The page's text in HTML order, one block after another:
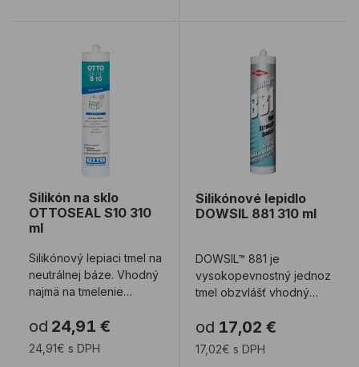
Silikón na sklo OTTOSEAL S10 310 ml
Silikón na sklo
OTTOSEAL S10 310
ml
Silikónový lepiaci tmel na
neutrálnej báze. Vhodný
najmä na tmelenie
lepenie skle ...
od 24,91 €
24,91€ s DPH
Silikónové lepidlo
Silikónové lepidlo
DOWSIL 881 310 ml
DOWSIL™ 881 je
vysokopevnostný
tmel obzvlášť vhodný
kde sa vyžad ...
od 17,02 €
17,02€ s DPH